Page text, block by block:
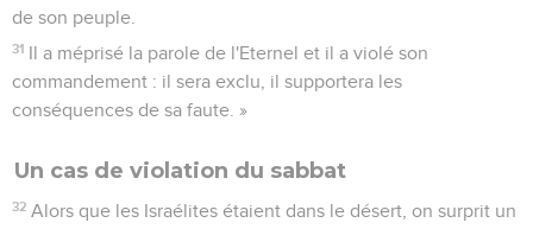
de son peuple.
31 Il a méprisé la parole de l'Eternel et il a violé son
commandement : il sera exclu, il supportera les
conséquences de sa faute. »
Un cas de violation du sabbat
32 Alors que les Israélites étaient dans le désert, on surprit un